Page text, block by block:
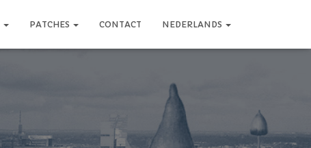
PATCHES CONTACT NEDERLANDS